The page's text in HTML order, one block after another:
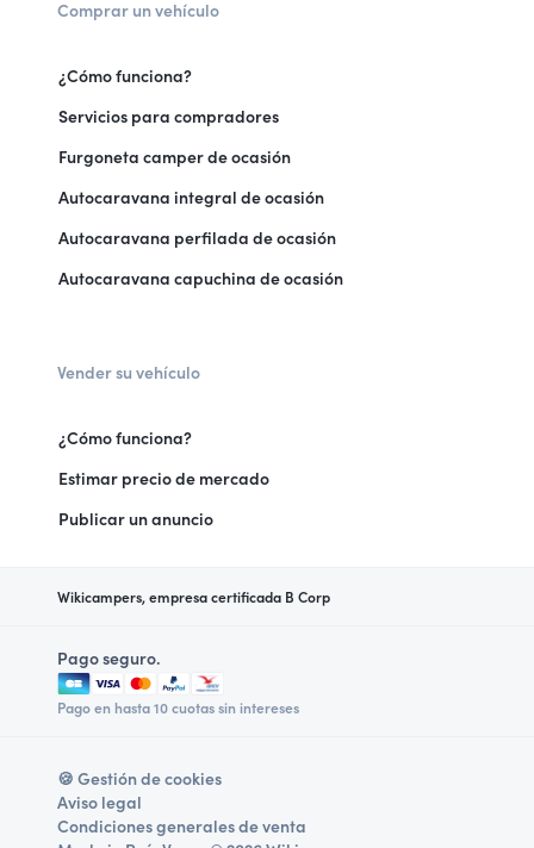
Comprar un vehículo
¿Cómo funciona?
Servicios para compradores
Furgoneta camper de ocasión
Autocaravana integral de ocasión
Autocaravana perfilada de ocasión
Autocaravana capuchina de ocasión
Vender su vehículo
¿Cómo funciona?
Estimar precio de mercado
Publicar un anuncio
Wikicampers, empresa certificada B Corp
Pago seguro.
Pago en hasta 10 cuotas sin intereses
🍪 Gestión de cookies
Aviso legal
Condiciones generales de venta